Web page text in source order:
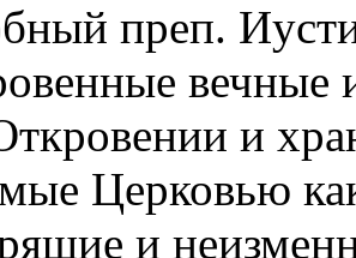
преп.
и
Церковью
и